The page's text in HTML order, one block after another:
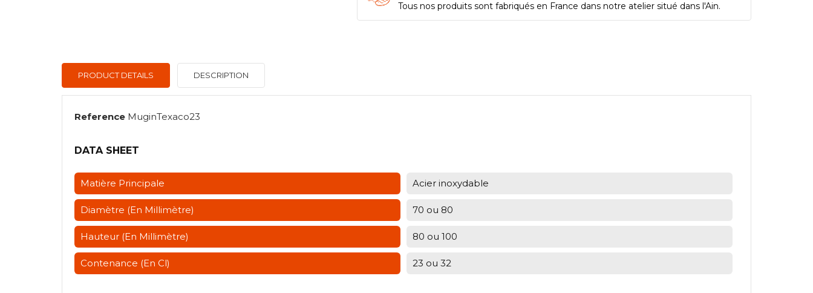
Tous nos produits sont fabriqués en France dans notre atelier situé dans l'Ain.
PRODUCT DETAILS DESCRIPTION
Reference MuginTexaco23
DATA SHEET
Matière Principale Acier inoxydable
Diamètre (en Millimètre) 70 ou 80
Hauteur (en Millimètre) 80 ou 100
Contenance (en Cl) 23 ou 32